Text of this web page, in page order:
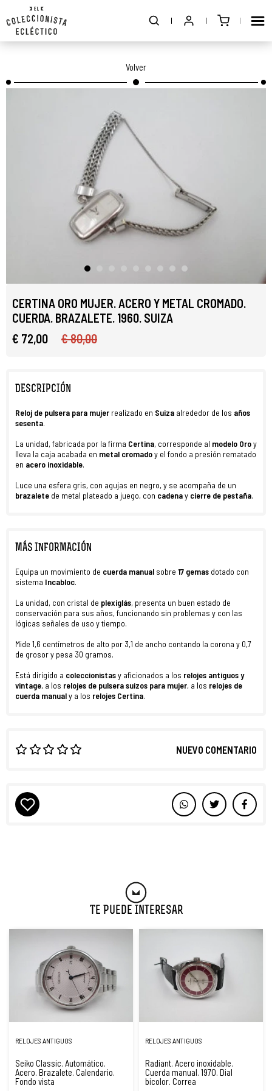
Volver
CERTINA ORO MUJER. ACERO Y METAL CROMADO.
CUERDA. BRAZALETE. 1960. SUIZA
€ 72,00
€ 80,00
DESCRIPCIÓN
Reloj de pulsera para mujer realizado en Suiza alrededor de los años
sesenta.
La unidad, fabricada por la firma Certina, corresponde al modelo Oroy
lleva la caja acabada en metal cromadoy el fondo a presión rematado
en acero inoxidable.
Luce una esfera gris, con agujas en negro, y se acompaña de un
brazalete de metal plateado a juego, con cadenay cierre de pestaña.
MÁS INFORMACIÓN
Equipa un movimiento de cuerda manual sobre 17 gemas dotado con
sistema Incabloc.
La unidad, con cristal de plexiglás, presenta un buen estado de
conservación para sus años, funcionando sin problemas y con las
lógicas señales de uso y tiempo.
Mide 1,6 centímetros de alto por 3,1 de ancho contando la corona y 0,7
de grosor y pesa 30 gramos.
Está dirigido a coleccionistasy aficionados a los relojes antiguos y
vintage, a los relojes de pulsera suizos para mujer, a los relojes de
cuerda manualy a los relojes Certina.
NUEVO COMENTARIO
Te Puede Interesar
RELOJES ANTIGUOS
Seiko Classic. Automático.
Acero. Brazalete. Calendario.
Fondo vista
RELOJES ANTIGUOS
Radiant. Acero inoxidable.
Cuerda manual. 1970. Dial
bicolor. Correa